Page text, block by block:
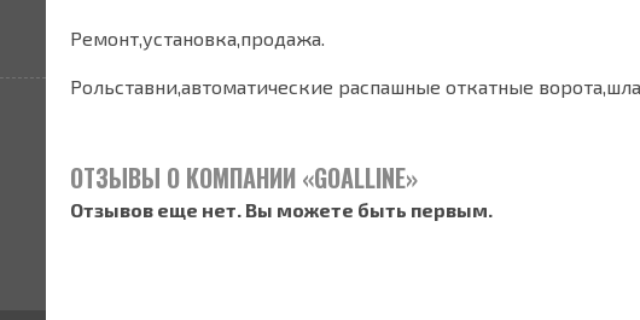
Ремонт,установка,продажа.
Рольставни,автоматические распашные откатные
ОТЗЫВЫ О КОМПАНИИ «GOALLINE»
Отзывов еще нет. Вы можете быть первым.